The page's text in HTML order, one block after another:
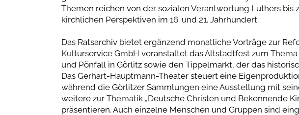
Themen reichen von der sozialen Verantwortung Luthers bis
kirchlichen Perspektiven im 16. und 21. Jahrhundert.
Das Ratsarchiv bietet ergänzend monatliche Vorträge zur
Kulturservice GmbH veranstaltet das Altstadtfest zum
und Pönfall in Görlitz sowie den Tippelmarkt, der das
Das Gerhart-Hauptmann-Theater steuert eine
während die Görlitzer Sammlungen eine Ausstellung mit
weitere zur Thematik „Deutsche Christen und Bekennende
präsentieren. Auch einzelne Menschen und Gruppen sind